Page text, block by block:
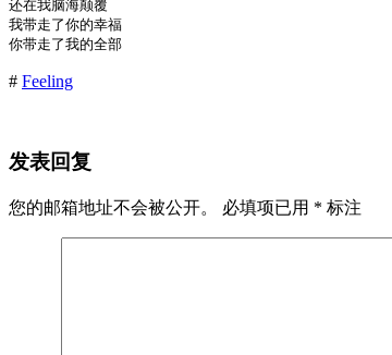
还在我脑海颠覆
我带走了你的幸福
你带走了我的全部
# Feeling
发表回复
您的邮箱地址不会被公开。 必填项已用 * 标注